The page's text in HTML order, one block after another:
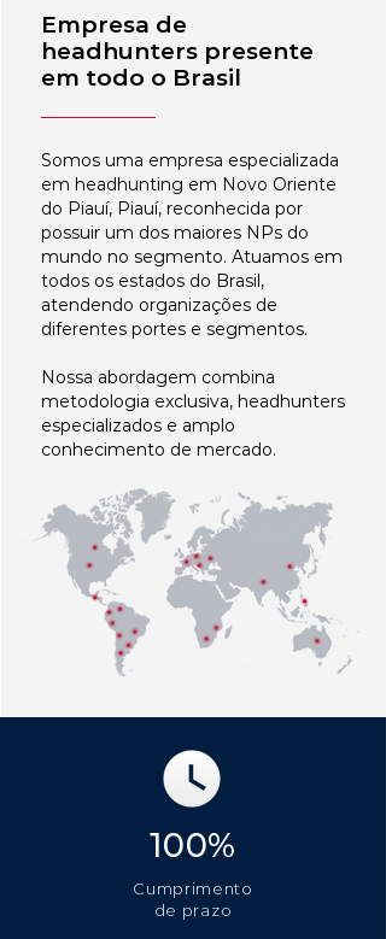
Empresa de
headhunters presente
em todo o Brasil
Somos uma empresa especializada
em headhunting em Novo Oriente
do Piauí, Piauí, reconhecida por
possuir um dos maiores NPs do
mundo no segmento. Atuamos em
todos os estados do Brasil,
atendendo organizações de
diferentes portes e segmentos.
Nossa abordagem combina
metodologia exclusiva, headhunters
especializados e amplo
conhecimento de mercado.
100%
Cumprimento
de prazo